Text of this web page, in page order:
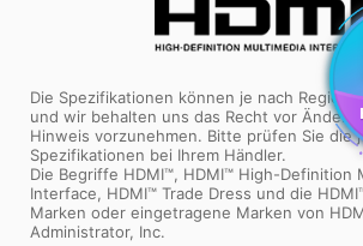
Die Spezifikationen können je nach Region
und wir behalten uns das Recht vor
Hinweis vorzunehmen. Bitte prüfen Sie die
Spezifikationen bei Ihrem Händler.
Die Begriffe HDMI™, HDMI™ High-Definition
Interface, HDMI™ Trade Dress und die
Marken oder eingetragene Marken von
Administrator, Inc.